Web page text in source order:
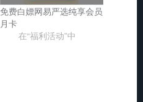
免费白嫖网易严选纯享会员
月卡
在“福利活动”中